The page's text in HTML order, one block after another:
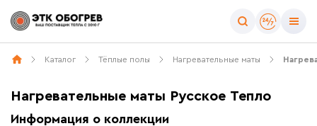
Каталог Тёплые полы Нагревательные маты
Нагревательные маты Русское Тепло
Информация о коллекции